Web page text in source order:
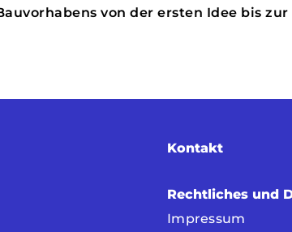
von der ersten Idee bis zur
Kontakt
Rechtliches und
Impressum